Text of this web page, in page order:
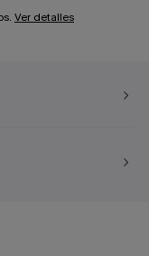
Ver detalles